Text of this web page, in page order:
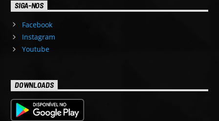
SIGA-NOS
Facebook
Instagram
Youtube
DOWNLOADS